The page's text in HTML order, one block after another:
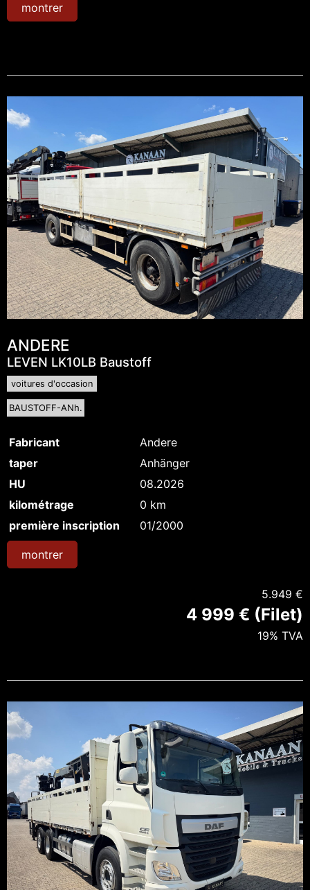
montrer
ANDERE
LEVEN LK10LB Baustoff
voitures d'occasion
BAUSTOFF-ANh.
Fabricant
Andere
taper
Anhänger
HU
08.2026
kilométrage
0 km
première inscription
01/2000
montrer
5.949 €
4 999 € (Filet)
19% TVA